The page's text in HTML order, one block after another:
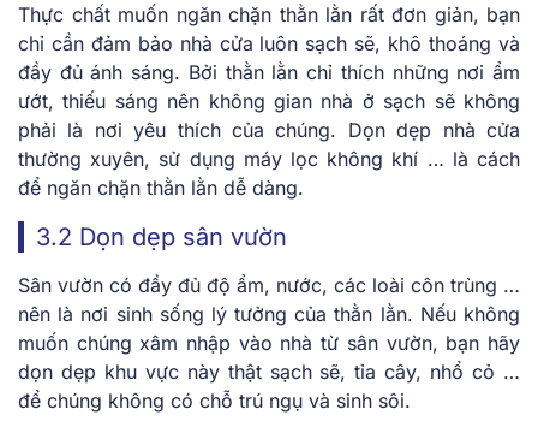
Thực chất muốn ngăn chặn thằn lằn rất đơn giản, bạn
chỉ cần đảm bảo nhà cửa luôn sạch sẽ, khô thoáng và
đầy đủ ánh sáng. Bởi thằn lằn chỉ thích những nơi ẩm
ướt, thiếu sáng nên không gian nhà ở sạch sẽ không
phải là nơi yêu thích của chúng. Dọn dẹp nhà cửa
thường xuyên, sử dụng máy lọc không khí … là cách
để ngăn chặn thằn lằn dễ dàng.
3.2 Dọn dẹp sân vườn
Sân vườn có đầy đủ độ ẩm, nước, các loài côn trùng …
nên là nơi sinh sống lý tưởng của thằn lằn. Nếu không
muốn chúng xâm nhập vào nhà từ sân vườn, bạn hãy
dọn dẹp khu vực này thật sạch sẽ, tỉa cây, nhổ cỏ …
để chúng không có chỗ trú ngụ và sinh sôi.